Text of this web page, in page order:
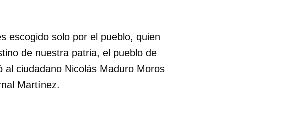
escogido solo por el pueblo, quien
de nuestra patria, el pueblo de
al ciudadano Nicolás Maduro Moros
Martínez.